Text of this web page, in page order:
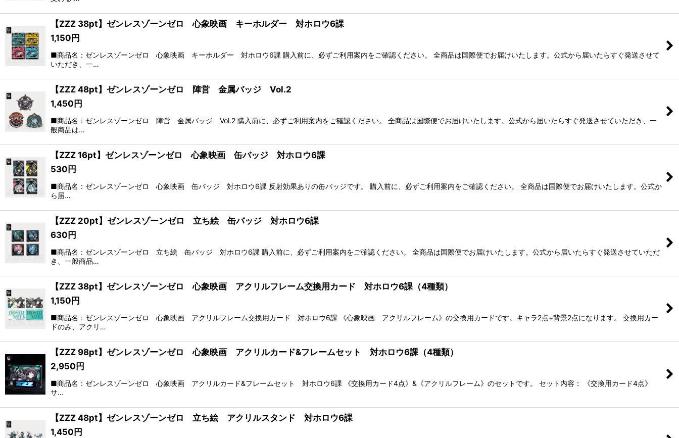
【ZZZ 38pt】ゼンレスゾーンゼロ 心象映画 キーホルダー 対ホロウ6課
1,150円
■商品名：ゼンレスゾーンゼロ 心象映画 キーホルダー 対ホロウ6課 購入前に、必ずご利用案内をご確認ください。 全商品は国際便でお届けいたします。公式から届いたらすぐ発送させて
いただき、一…
【ZZZ 48pt】ゼンレスゾーンゼロ 陣営 金属バッジ Vol.2
1,450円
■商品名：ゼンレスゾーンゼロ 陣営 金属バッジ Vol.2 購入前に、必ずご利用案内をご確認ください。 全商品は国際便でお届けいたします。公式から届いたらすぐ発送させていただき、一
般商品は…
【ZZZ 16pt】ゼンレスゾーンゼロ 心象映画 缶バッジ 対ホロウ6課
530円
■商品名：ゼンレスゾーンゼロ 心象映画 缶バッジ 対ホロウ6課 反射効果ありの缶バッジです。 購入前に、必ずご利用案内をご確認ください。 全商品は国際便でお届けいたします。公式か
ら届…
【ZZZ 20pt】ゼンレスゾーンゼロ 立ち絵 缶バッジ 対ホロウ6課
630円
■商品名：ゼンレスゾーンゼロ 立ち絵 缶バッジ 対ホロウ6課 購入前に、必ずご利用案内をご確認ください。 全商品は国際便でお届けいたします。公式から届いたらすぐ発送させていただ
き、一般商品…
【ZZZ 38pt】ゼンレスゾーンゼロ 心象映画 アクリルフレーム交換用カード 対ホロウ6課（4種類）
1,150円
■商品名：ゼンレスゾーンゼロ 心象映画 アクリルフレーム交換用カード 対ホロウ6課 《心象映画 アクリルフレーム》の交換用カードです。キャラ2点+背景2点になります。 交換用カー
ドのみ、アクリ…
【ZZZ 98pt】ゼンレスゾーンゼロ 心象映画 アクリルカード&フレームセット 対ホロウ6課（4種類）
2,950円
■商品名：ゼンレスゾーンゼロ 心象映画 アクリルカード&フレームセット 対ホロウ6課 《交換用カード4点》&《アクリルフレーム》のセットです。 セット内容： 《交換用カード4点》
サ…
【ZZZ 48pt】ゼンレスゾーンゼロ 立ち絵 アクリルスタンド 対ホロウ6課
1,450円